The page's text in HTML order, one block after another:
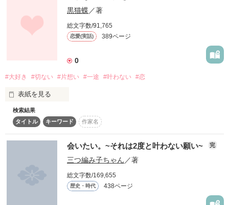
恋桜*さん
☆はるﾆｬﾝ☆さん
小木  くるみさん
奏 結愛さん
青南さん
全ての皆様に感謝(^o^)
不器用で精一杯の恋
※甘々ですっ！
レビューありがとうございます
「ねえ、俺のこと覚えてる？」
急にイケメンに声をかけられちゃいました？！
───────────────────────────────────────
────────────────────
「早く、俺のこと思い出してよ。」
クールで無口なイケメン
橘　蒼空（Sora Tachibana）
×
「橘くん！意地悪しないでよー！！」
───────────────
───────────────────────────────────────
作品を読む
こんなに人を好きになったのは
こんなにも恋は苦しくて切ないと
君に恋をして知ったよ。
ただ、あたしだけを見てほしかった。
黒猫蝶 ／著
総文字数/91,765
恋愛(実話) 389ページ
0
#大好き #切ない #片想い #一途 #叶わない #恋
表紙を見る
この『大好き』はきっと叶わない‥
『まだ‥好きなんだよ？』
検索結果
タイトル
キーワード 作家名
会いたい。~それは2度と叶わない願い~ 完
三つ編み子ちゃん ／著
総文字数/169,655
歴史・時代 438ページ